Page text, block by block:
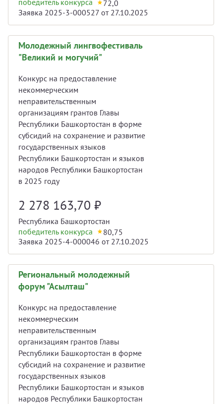
победитель конкурса
72,0
Заявка 2025-3-000527 от 27.10.2025
Молодежный лингвофестиваль
"Великий и могучий"
Конкурс на предоставление
некоммерческим
неправительственным
организациям грантов Главы
Республики Башкортостан в форме
субсидий на сохранение и развитие
государственных языков
Республики Башкортостан и языков
народов Республики Башкортостан
в 2025 году
2 278 163,70 ₽
Республика Башкортостан
победитель конкурса
80,75
Заявка 2025-4-000046 от 27.10.2025
Региональный молодежный
форум "Асылташ"
Конкурс на предоставление
некоммерческим
неправительственным
организациям грантов Главы
Республики Башкортостан в форме
субсидий на сохранение и развитие
государственных языков
Республики Башкортостан и языков
народов Республики Башкортостан